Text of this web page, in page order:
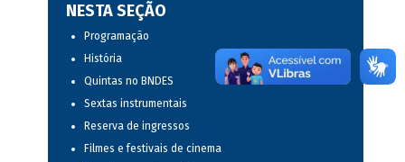
NESTA SEÇÃO
Programação
História
Quintas no BNDES
Sextas instrumentais
Reserva de ingressos
Filmes e festivais de cinema